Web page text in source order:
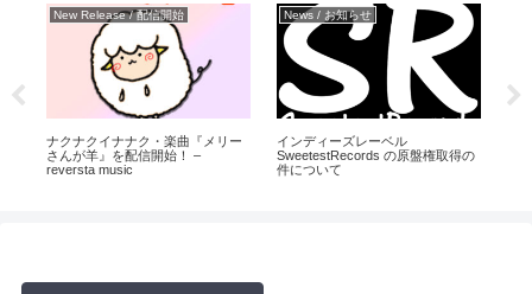
New Release / 配信開始
ナクナクイナナク・楽曲『メリー
さんが羊』を配信開始！ –
reversta music
News / お知らせ
インディーズレーベル
SweetestRecords の原盤権取得の
件について